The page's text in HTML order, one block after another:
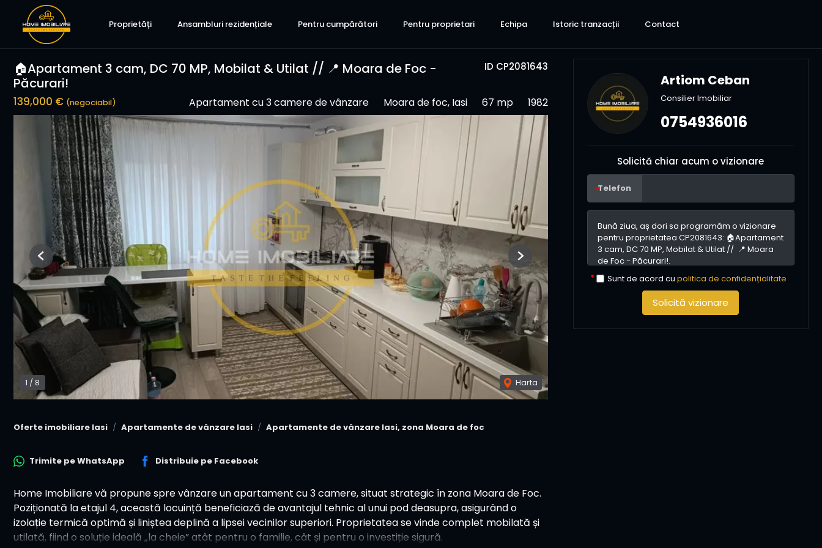
Proprietăți Ansambluri rezidențiale Pentru cumpărători Pentru proprietari Echipa Istoric tranzacții Contact
ID CP2081643
🏠Apartament 3 cam, DC 70 MP, Mobilat & Utilat // 📍 Moara de Foc -
Păcurari!
139,000 € (negociabil) Apartament cu 3 camere de vânzare Moara de foc, Iasi 67 mp 1982
1 /8 Harta
Previous Next
Oferte imobiliare Iasi Apartamente de vânzare Iasi Apartamente de vânzare Iasi, zona Moara de foc
Trimite peWhatsApp Distribuie pe Facebook
Home Imobiliare vă propune spre vânzare un apartament cu 3 camere, situat strategic în zona Moara de Foc.
Poziționată la etajul 4, această locuință beneficiază de avantajul tehnic al unui pod deasupra, asigurând o
izolație termică optimă și liniștea deplină a lipsei vecinilor superiori. Proprietatea se vinde complet mobilată și
utilată, fiind o soluție ideală „la cheie” atât pentru o familie, cât și pentru o investiție sigură.
Artiom Ceban
Consilier Imobiliar
0754936016
Solicită chiar acum o vizionare
Telefon
Sunt de acord cu politica de confidențialitate
Solicită vizionare